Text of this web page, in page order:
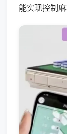
能实现控制